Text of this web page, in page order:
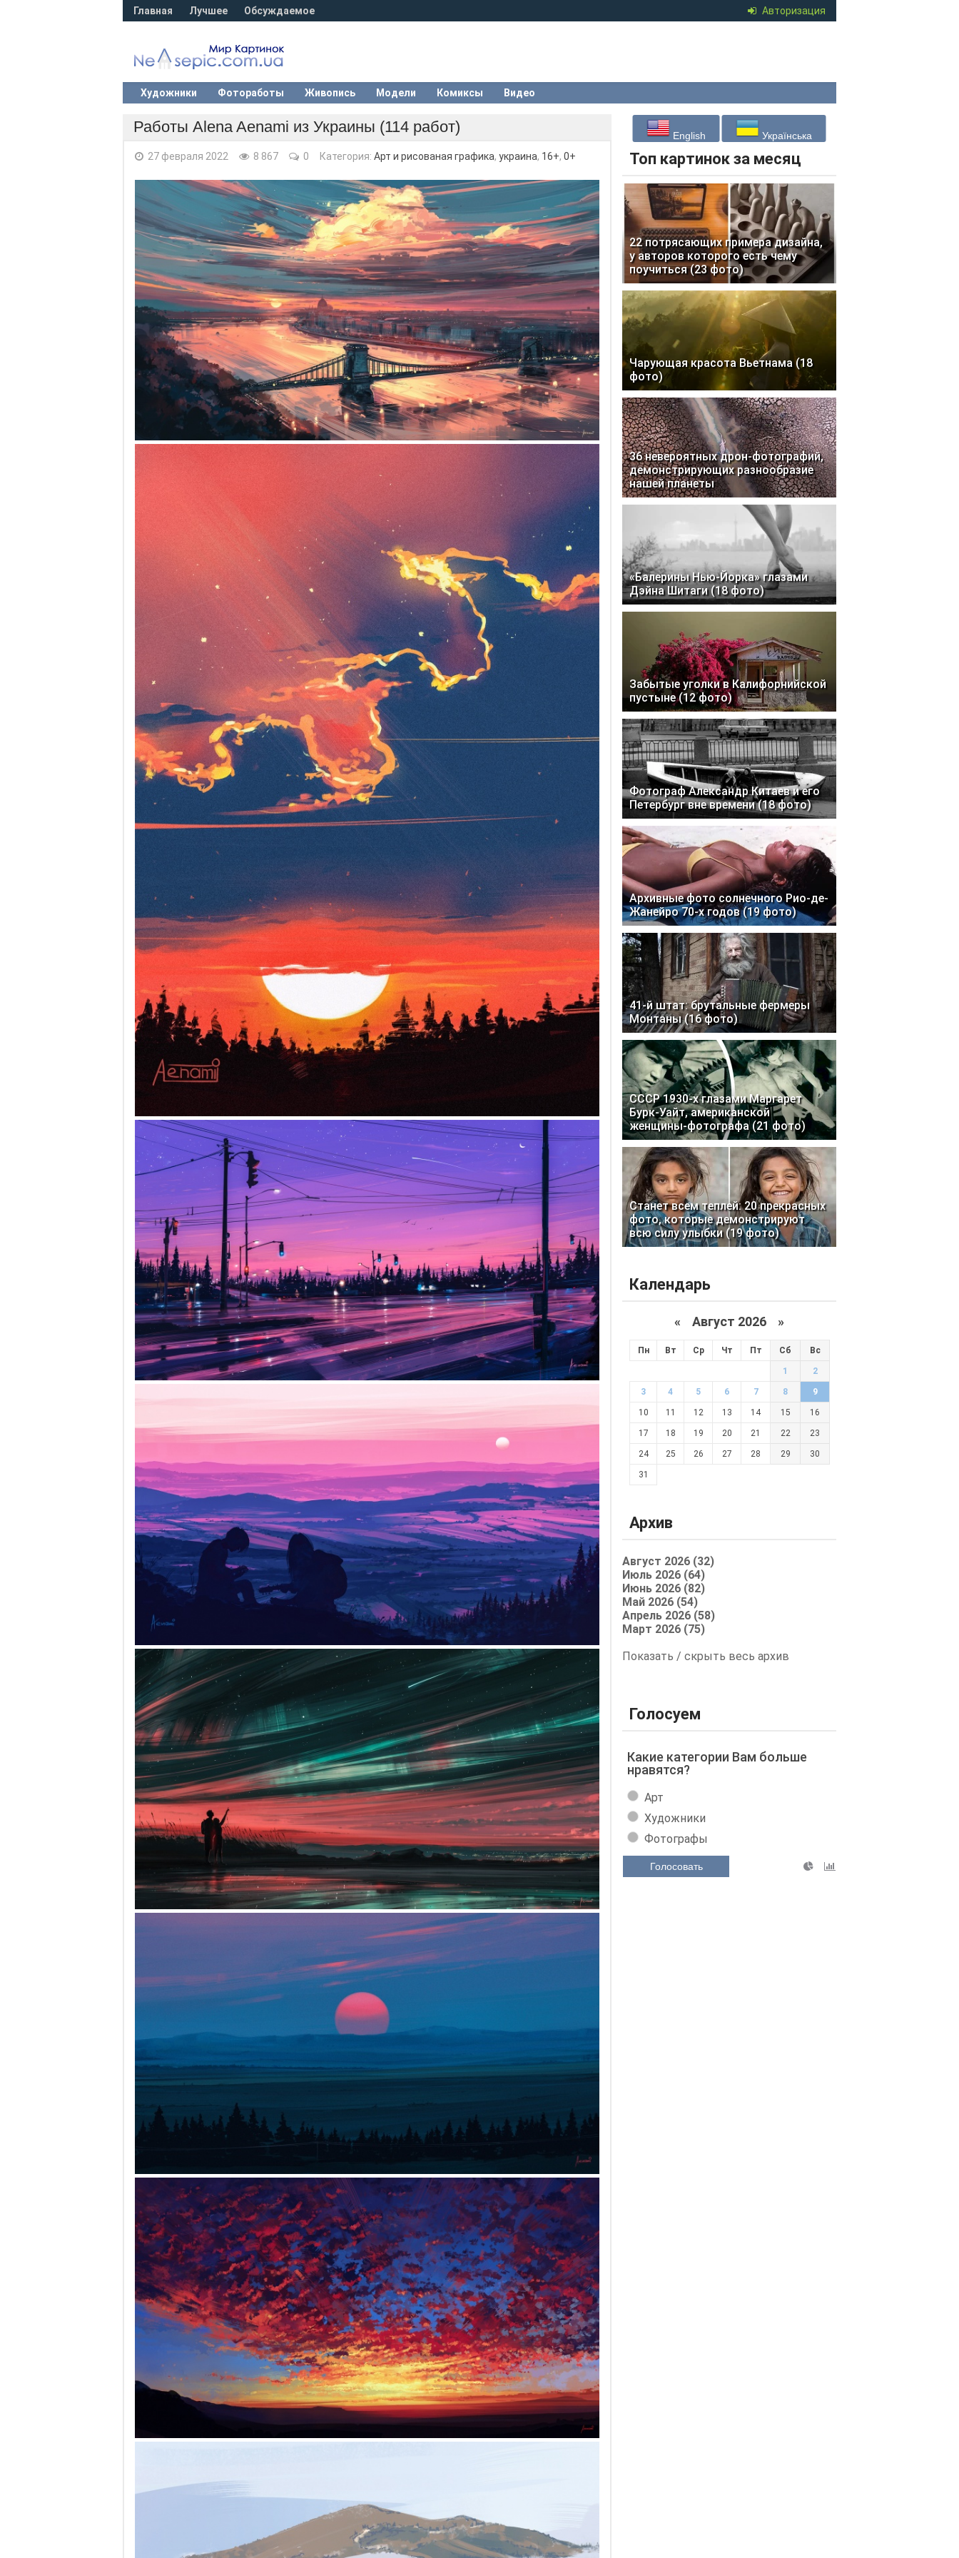
Авторизация
Главная Лучшее Обсуждаемое
Художники Фотоработы Живопись Модели Комиксы Видео
Работы Alena Aenami из Украины (114 работ)
27 февраля 2022 8 867 0 Категория: Арт и рисованая графика, украина, 16+, 0+
English Українська
Топ картинок за месяц
22 потрясающих примера дизайна,
у авторов которого есть чему
поучиться (23 фото)
Чарующая красота Вьетнама (18
фото)
36 невероятных дрон-фотографий,
демонстрирующих разнообразие
нашей планеты
«Балерины Нью-Йорка» глазами
Дэйна Шитаги (18 фото)
Забытые уголки в Калифорнийской
пустыне (12 фото)
Фотограф Александр Китаев и его
Петербург вне времени (18 фото)
Архивные фото солнечного Рио-де-
Жанейро 70-х годов (19 фото)
41-й штат: брутальные фермеры
Монтаны (16 фото)
СССР 1930-х глазами Маргарет
Бурк-Уайт, американской
женщины-фотографа (21 фото)
Станет всем теплей: 20 прекрасных
фото, которые демонстрируют
всю силу улыбки (19 фото)
Календарь
« Август 2026 »
Пн Вт Ср Чт Пт Сб Вс
1 2
3 4 5 6 7 8 9
10 11 12 13 14 15 16
17 18 19 20 21 22 23
24 25 26 27 28 29 30
31
Архив
Август 2026 (32)
Июль 2026 (64)
Июнь 2026 (82)
Май 2026 (54)
Апрель 2026 (58)
Март 2026 (75)
Показать / скрыть весь архив
Голосуем
Какие категории Вам больше
нравятся?
Арт
Художники
Фотографы
Голосовать